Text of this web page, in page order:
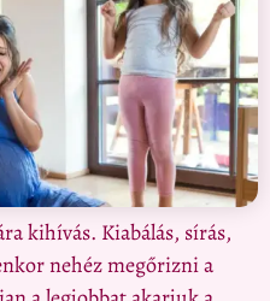
kihívás. Kiabálás, sírás,
nehéz megőrizni a